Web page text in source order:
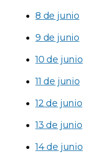
8 de junio
9 de junio
10 de junio
11 de junio
12 de junio
13 de junio
14 de junio